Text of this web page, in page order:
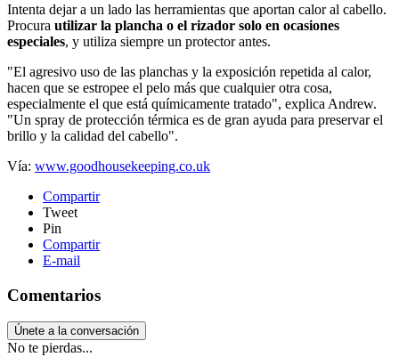
Intenta dejar a un lado las herramientas que aportan calor al cabello.
Procura utilizar la plancha o el rizador solo en ocasiones
especiales, y utiliza siempre un protector antes.
"El agresivo uso de las planchas y la exposición repetida al calor,
hacen que se estropee el pelo más que cualquier otra cosa,
especialmente el que está químicamente tratado", explica Andrew.
"Un spray de protección térmica es de gran ayuda para preservar el
brillo y la calidad del cabello".
Vía: www.goodhousekeeping.co.uk
Compartir
Tweet
Pin
Compartir
E-mail
Comentarios
Únete a la conversación
No te pierdas...